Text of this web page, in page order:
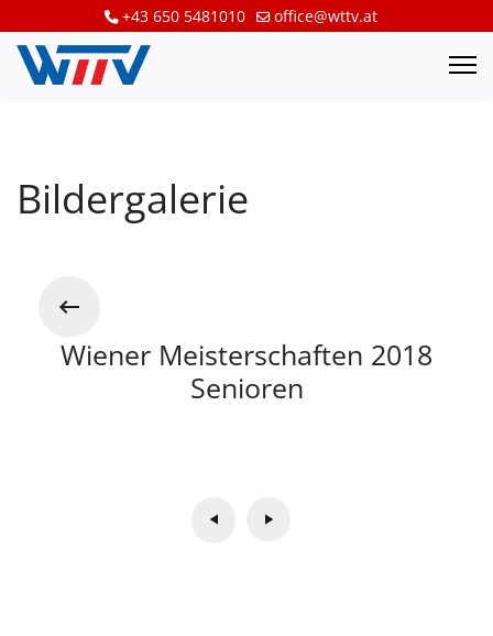
+43 650 5481010 office@wttv.at
Bildergalerie
Wiener Meisterschaften 2018
Senioren